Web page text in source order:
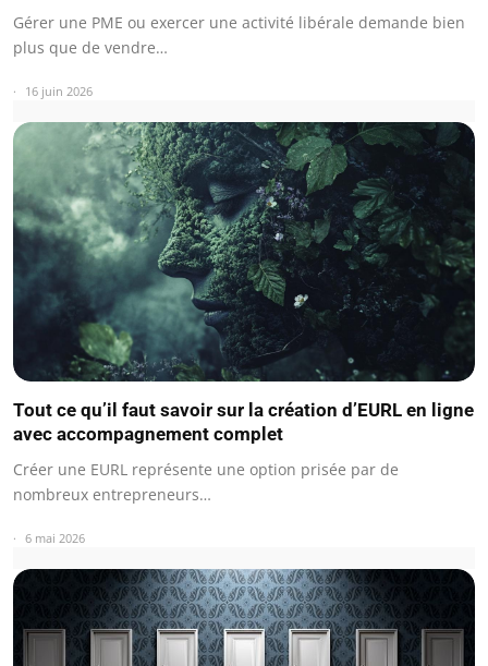
Gérer une PME ou exercer une activité libérale demande bien
plus que de vendre…
16 juin 2026
Tout ce qu’il faut savoir sur la création d’EURL en ligne
avec accompagnement complet
Créer une EURL représente une option prisée par de
nombreux entrepreneurs…
6 mai 2026